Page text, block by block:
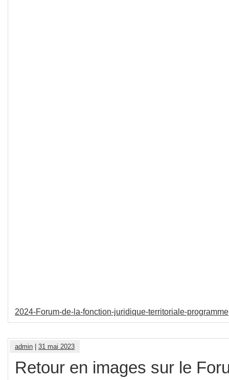
2024-Forum-de-la-fonction-juridique-territoriale-programme
admin | 31 mai 2023
Retour en images sur le